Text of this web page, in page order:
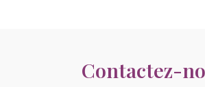
Contactez-